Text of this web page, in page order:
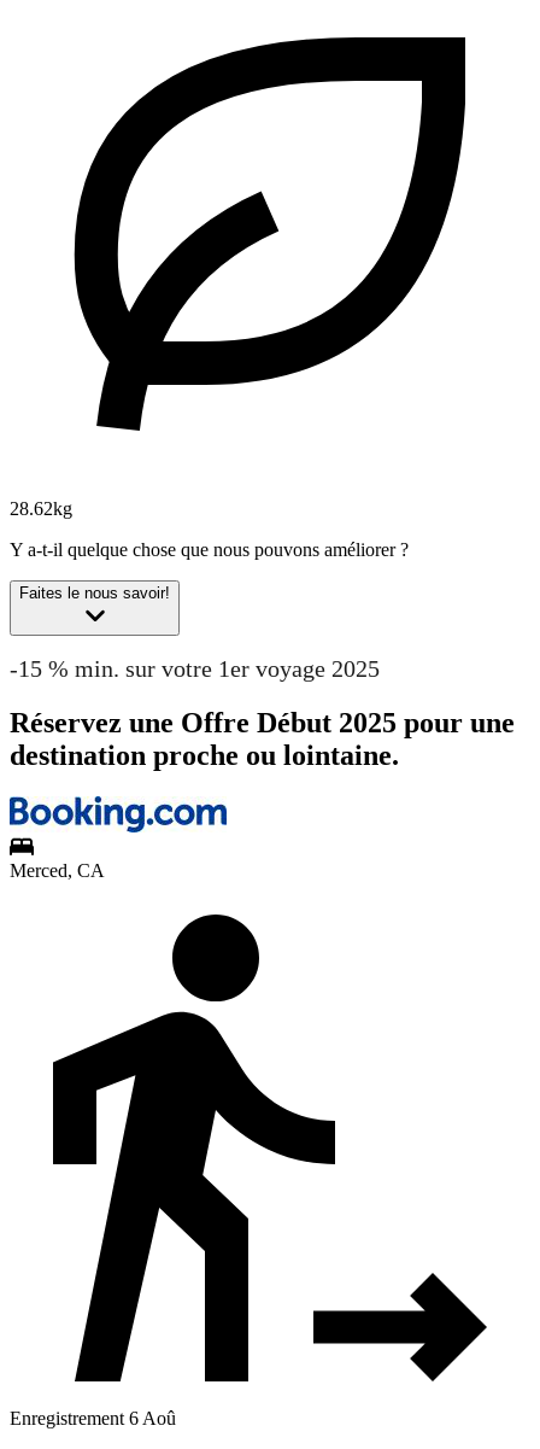
28.62kg
Y a-t-il quelque chose que nous pouvons améliorer ?
Faites le nous savoir!
-15 % min. sur votre 1er voyage 2025
Réservez une Offre Début 2025 pour une
destination proche ou lointaine.
Merced, CA
Enregistrement 6 Aoû